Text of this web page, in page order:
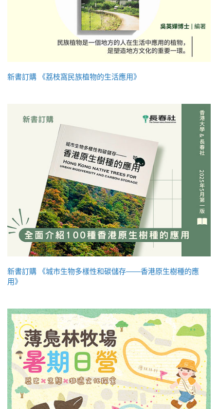
新書訂購 《荔枝窩民族植物的生活應用》
新書訂購 《城市生物多樣性和碳儲存——香港原生樹種的應
用》